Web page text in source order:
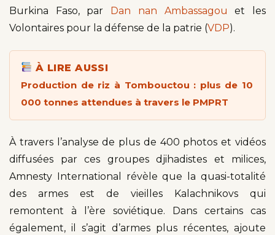
Burkina Faso, par Dan nan Ambassagou et les
Volontaires pour la défense de la patrie (VDP).
À LIRE AUSSI
Production de riz à Tombouctou : plus de 10
000 tonnes attendues à travers le PMPRT
À travers l’analyse de plus de 400 photos et vidéos
diffusées par ces groupes djihadistes et milices,
Amnesty International révèle que la quasi-totalité
des armes est de vieilles Kalachnikovs qui
remontent à l’ère soviétique. Dans certains cas
également, il s’agit d’armes plus récentes, ajoute